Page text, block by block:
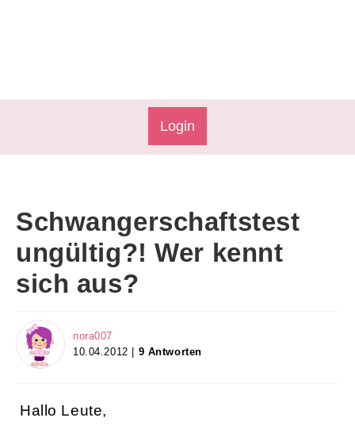
Login
Schwangerschaftstest
ungültig?! Wer kennt
sich aus?
nora007
10.04.2012 | 9 Antworten
Hallo Leute,